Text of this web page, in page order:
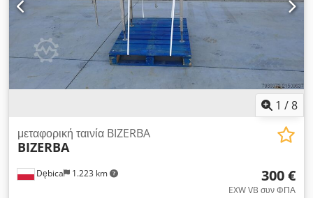
παλέτα με ακριβείς άκρες. Ωστόσο, το σύστημα μπορεί επίσης
να χρησιμοποιηθεί ως εναλλακτική λύση για την αύξηση της
απόδοσης αντί του ανυψωτήρα στοίβας για την εκφόρτωση
του κόφτη υψηλής ταχύτητας, ο οποίος στη συνέχεια στέκεται
στα αριστερά.
1 /8
Dębica 1.223 km
μεταφορική ταινία BIZERBA
BIZERBA
300 €
EXW VB συν ΦΠΑ